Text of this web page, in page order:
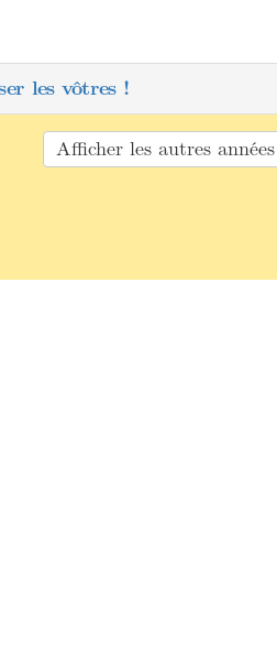
les vôtres !
Afficher les autres années